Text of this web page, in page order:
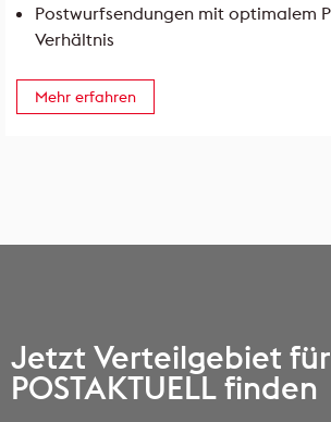
Postwurfsendungen mit optimalem
Verhältnis
Mehr erfahren
Jetzt Verteilgebiet für
POSTAKTUELL finden